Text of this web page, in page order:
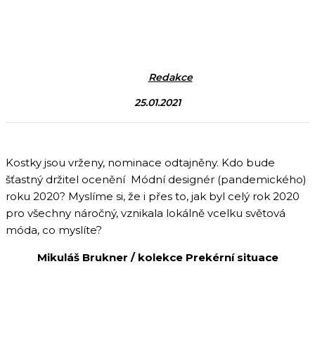
Redakce
25.01.2021
Kostky jsou vrženy, nominace odtajněny. Kdo bude
šťastný držitel ocenění Módní designér (pandemického)
roku 2020? Myslíme si, že i přes to, jak byl celý rok 2020
pro všechny náročný, vznikala lokálně vcelku světová
móda, co myslíte?
Mikuláš Brukner / kolekce Prekérní situace